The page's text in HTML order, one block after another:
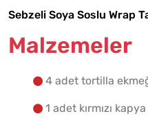
Sebzeli Soya Soslu Wrap
Malzemeler
4 adet tortilla
1 adet kırmızı